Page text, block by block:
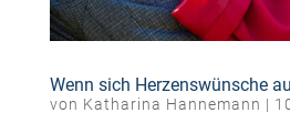
Wenn sich Herzenswünsche
von Katharina Hannemann |